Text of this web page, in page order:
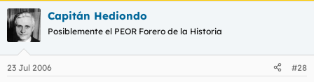
Capitán Hediondo
Posiblemente el PEOR Forero de la Historia
23 Jul 2006 #28